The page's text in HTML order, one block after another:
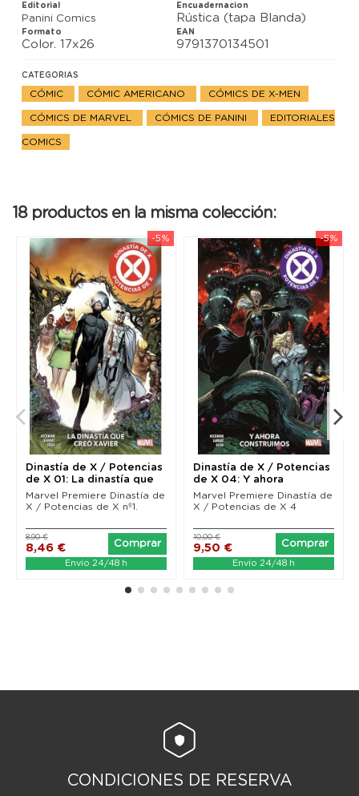
Editorial
Panini Comics
Encuadernacion
Rústica (tapa Blanda)
Formato
Color. 17x26
EAN
9791370134501
CATEGORIAS
CÓMIC CÓMIC AMERICANO CÓMICS DE X-MEN
CÓMICS DE MARVEL CÓMICS DE PANINI EDITORIALES
COMICS
18 productos en la misma colección:
-5%
Dinastía de X / Potencias
de X 01: La dinastía que
creó...
Marvel Premiere Dinastía de
X / Potencias de X nº1.
8,46 €
8,90 €
Comprar
Envío 24/48 h
-5%
Dinastía de X / Potencias
de X 04: Y ahora
construímos...
Marvel Premiere Dinastía de
X / Potencias de X 4
9,50 €
10,00 €
Comprar
Envío 24/48 h
CONDICIONES DE RESERVA